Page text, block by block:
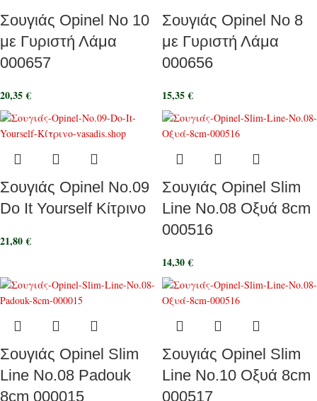
Σουγιάς Opinel No 10
με Γυριστή Λάμα
000657
20,35€
Σουγιάς Opinel No 8
με Γυριστή Λάμα
000656
15,35€
Σουγιάς Opinel No.09
Do It Yourself Κίτρινο
21,80€
Σουγιάς Opinel Slim
Line No.08 Oξυά 8cm
000516
14,30€
Σουγιάς Opinel Slim
Line No.08 Padouk
8cm 000015
Σουγιάς Opinel Slim
Line No.10 Oξυά 8cm
000517